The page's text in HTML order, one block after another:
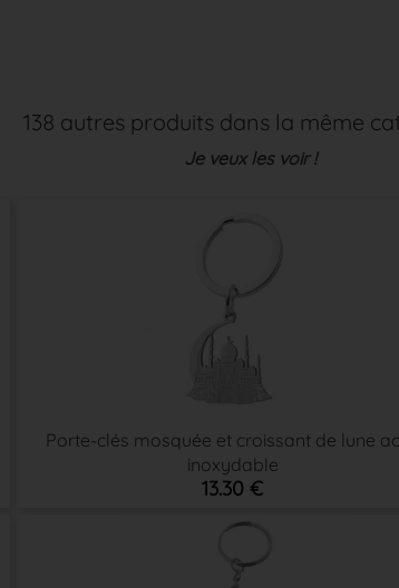
138 autres produits dans la même
Je veux les voir !
Porte-clés mosquée et croissant de lune
inoxydable
13.30 €